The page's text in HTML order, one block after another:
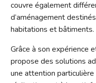
couvre également
d’aménagement
habitations et bâtiments.
Grâce à son expérience
propose des solutions
une attention